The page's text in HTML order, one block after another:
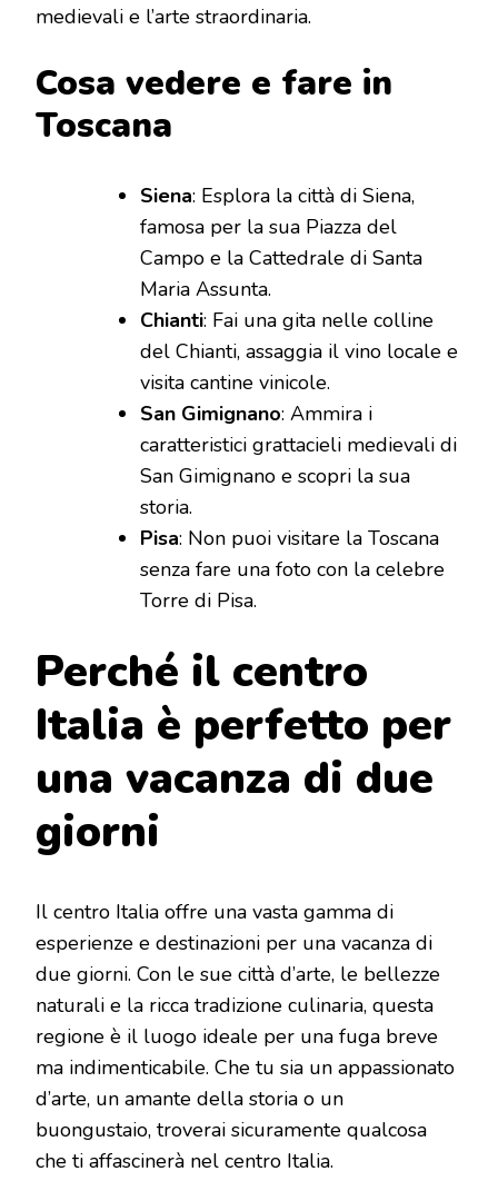
medievali e l’arte straordinaria.
Cosa vedere e fare in
Toscana
Siena: Esplora la città di Siena,
famosa per la sua Piazza del
Campo e la Cattedrale di Santa
Maria Assunta.
Chianti: Fai una gita nelle colline
del Chianti, assaggia il vino locale e
visita cantine vinicole.
San Gimignano: Ammira i
caratteristici grattacieli medievali di
San Gimignano e scopri la sua
storia.
Pisa: Non puoi visitare la Toscana
senza fare una foto con la celebre
Torre di Pisa.
Perché il centro
Italia è perfetto per
una vacanza di due
giorni
Il centro Italia offre una vasta gamma di
esperienze e destinazioni per una vacanza di
due giorni. Con le sue città d’arte, le bellezze
naturali e la ricca tradizione culinaria, questa
regione è il luogo ideale per una fuga breve
ma indimenticabile. Che tu sia un appassionato
d’arte, un amante della storia o un
buongustaio, troverai sicuramente qualcosa
che ti affascinerà nel centro Italia.